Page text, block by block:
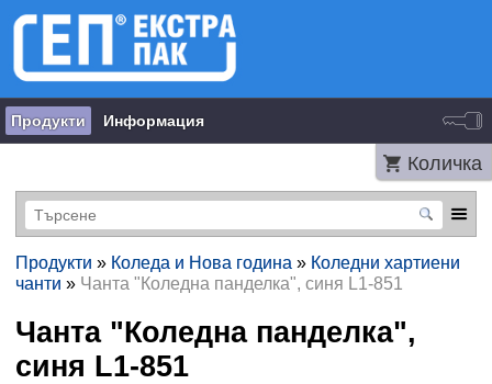
Продукти Информация
Количка
Продукти » Коледа и Нова година » Коледни хартиени
чанти » Чанта "Коледна панделка", синя L1-851
Чанта "Коледна панделка",
синя L1-851